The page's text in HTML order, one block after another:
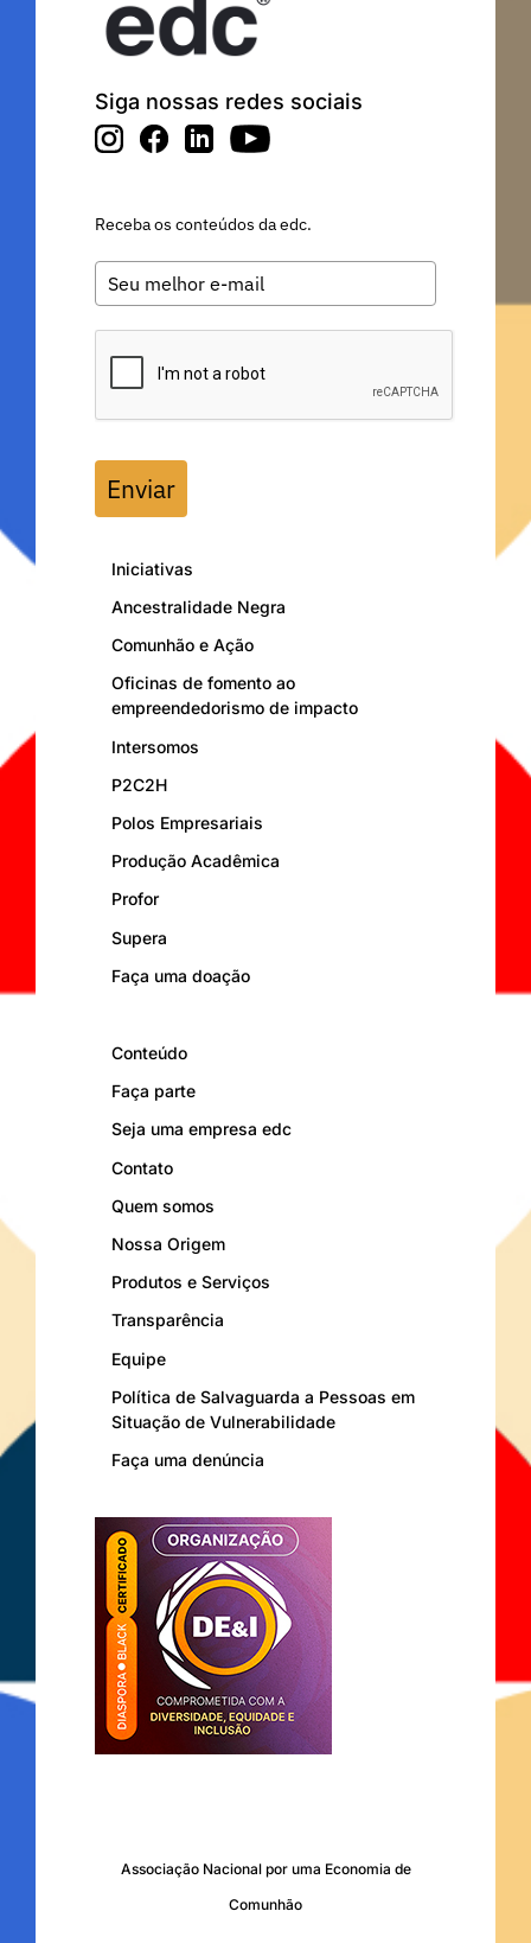
Siga nossas redes sociais
Receba os conteúdos da edc.
Enviar
Iniciativas
Ancestralidade Negra
Comunhão e Ação
Oficinas de fomento ao
empreendedorismo de impacto
Intersomos
P2C2H
Polos Empresariais
Produção Acadêmica
Profor
Supera
Faça uma doação
Conteúdo
Faça parte
Seja uma empresa edc
Contato
Quem somos
Nossa Origem
Produtos e Serviços
Transparência
Equipe
Política de Salvaguarda a Pessoas em
Situação de Vulnerabilidade
Faça uma denúncia
Associação Nacional por uma Economia de
Comunhão